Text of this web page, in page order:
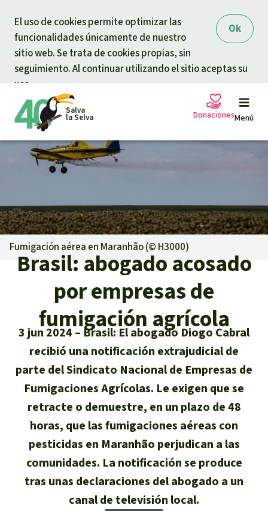
Ok
El uso de cookies permite optimizar las
funcionalidades únicamente de nuestro
sitio web. Se trata de cookies propias, sin
seguimiento. Al continuar utilizando el sitio aceptas su
uso.
Salva
la Selva Menú
Peticiones
Proyectos
Informaciones
Informaciones
Éxitos y Noticias
Suscribirme al boletín
Banners Salva la Selva
Widget Salva la Selva
Agenda
Temas
Clima
Madera tropical
Biodiversidad
Selva tropical
Derechos de la Naturaleza
Bioenergía
Salva la Selva
Salva la Selva
Acerca de Salva la Selva
40 años Salva la Selva
En los Medios
FAQ
Transparencia
Contacto
Búsqueda
Español
Deutsch
English
Français
Italiano
Donaciones
Donación general
Urgen donaciones
Certificados de donación
Preguntas y Respuestas
Donar para un tema
Bienestar animal
Defensa de la selva
Defensoras y defensores de la
selva
Donar para una región
Sudeste de Asia
África
Latinoamérica
Fumigación aérea en Maranhão (© H3000)
Brasil: abogado acosado
por empresas de
fumigación agrícola
3 jun 2024
Brasil: El abogado Diogo Cabral
recibió una notificación extrajudicial de
parte del Sindicato Nacional de Empresas de
Fumigaciones Agrícolas. Le exigen que se
retracte o demuestre, en un plazo de 48
horas, que las fumigaciones aéreas con
pesticidas en Maranhão perjudican a las
comunidades. La notificación se produce
tras unas declaraciones del abogado a un
canal de televisión local.